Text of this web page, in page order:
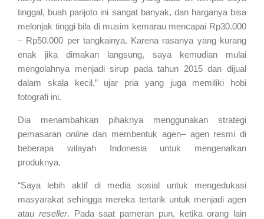
tinggal, buah parijoto ini sangat banyak, dan harganya bisa
melonjak tinggi bila di musim kemarau mencapai Rp30.000
– Rp50.000 per tangkainya. Karena rasanya yang kurang
enak jika dimakan langsung, saya kemudian mulai
mengolahnya menjadi sirup pada tahun 2015 dan dijual
dalam skala kecil,” ujar pria yang juga memiliki hobi
fotografi ini.
Dia menambahkan pihaknya menggunakan strategi
pemasaran onlinedan membentuk agen– agen resmi di
beberapa wilayah Indonesia untuk mengenalkan
produknya.
“Saya lebih aktif di media sosial untuk mengedukasi
masyarakat sehingga mereka tertarik untuk menjadi agen
atau reseller. Pada saat pameran pun, ketika orang lain